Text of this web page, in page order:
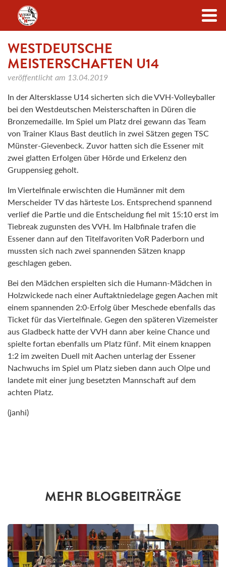
Zum Inhalt
WESTDEUTSCHE
MEISTERSCHAFTEN U14
veröffentlicht am 13.04.2019
In der Altersklasse U14 sicherten sich die VVH-Volleyballer
bei den Westdeutschen Meisterschaften in Düren die
Bronzemedaille. Im Spiel um Platz drei gewann das Team
von Trainer Klaus Bast deutlich in zwei Sätzen gegen TSC
Münster-Gievenbeck. Zuvor hatten sich die Essener mit
zwei glatten Erfolgen über Hörde und Erkelenz den
Gruppensieg geholt.
Im Viertelfinale erwischten die Humänner mit dem
Merscheider TV das härteste Los. Entsprechend spannend
verlief die Partie und die Entscheidung fiel mit 15:10 erst im
Tiebreak zugunsten des VVH. Im Halbfinale trafen die
Essener dann auf den Titelfavoriten VoR Paderborn und
mussten sich nach zwei spannenden Sätzen knapp
geschlagen geben.
Bei den Mädchen erspielten sich die Humann-Mädchen in
Holzwickede nach einer Auftaktniedelage gegen Aachen mit
einem spannenden 2:0-Erfolg über Meschede ebenfalls das
Ticket für das Viertelfinale. Gegen den späteren Vizemeister
aus Gladbeck hatte der VVH dann aber keine Chance und
spielte fortan ebenfalls um Platz fünf. Mit einem knappen
1:2 im zweiten Duell mit Aachen unterlag der Essener
Nachwuchs im Spiel um Platz sieben dann auch Olpe und
landete mit einer jung besetzten Mannschaft auf dem
achten Platz.
(janhi)
MEHR BLOGBEITRÄGE